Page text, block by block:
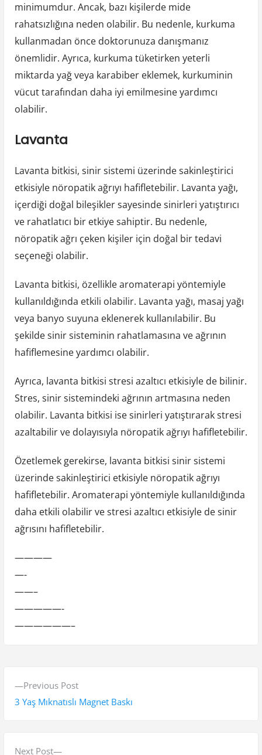
minimumdur. Ancak, bazı kişilerde mide
rahatsızlığına neden olabilir. Bu nedenle, kurkuma
kullanmadan önce doktorunuza danışmanız
önemlidir. Ayrıca, kurkuma tüketirken yeterli
miktarda yağ veya karabiber eklemek, kurkuminin
vücut tarafından daha iyi emilmesine yardımcı
olabilir.
Lavanta
Lavanta bitkisi, sinir sistemi üzerinde sakinleştirici
etkisiyle nöropatik ağrıyı hafifletebilir. Lavanta yağı,
içerdiği doğal bileşikler sayesinde sinirleri yatıştırıcı
ve rahatlatıcı bir etkiye sahiptir. Bu nedenle,
nöropatik ağrı çeken kişiler için doğal bir tedavi
seçeneği olabilir.
Lavanta bitkisi, özellikle aromaterapi yöntemiyle
kullanıldığında etkili olabilir. Lavanta yağı, masaj yağı
veya banyo suyuna eklenerek kullanılabilir. Bu
şekilde sinir sisteminin rahatlamasına ve ağrının
hafiflemesine yardımcı olabilir.
Ayrıca, lavanta bitkisi stresi azaltıcı etkisiyle de bilinir.
Stres, sinir sistemindeki ağrının artmasına neden
olabilir. Lavanta bitkisi ise sinirleri yatıştırarak stresi
azaltabilir ve dolayısıyla nöropatik ağrıyı hafifletebilir.
Özetlemek gerekirse, lavanta bitkisi sinir sistemi
üzerinde sakinleştirici etkisiyle nöropatik ağrıyı
hafifletebilir. Aromaterapi yöntemiyle kullanıldığında
daha etkili olabilir ve stresi azaltıcı etkisiyle de sinir
ağrısını hafifletebilir.
————
—-
——–
—————-
——————–
Previous PostP
r
3 Yaş Mıknatıslı Magnet Baskı
Next Post
N